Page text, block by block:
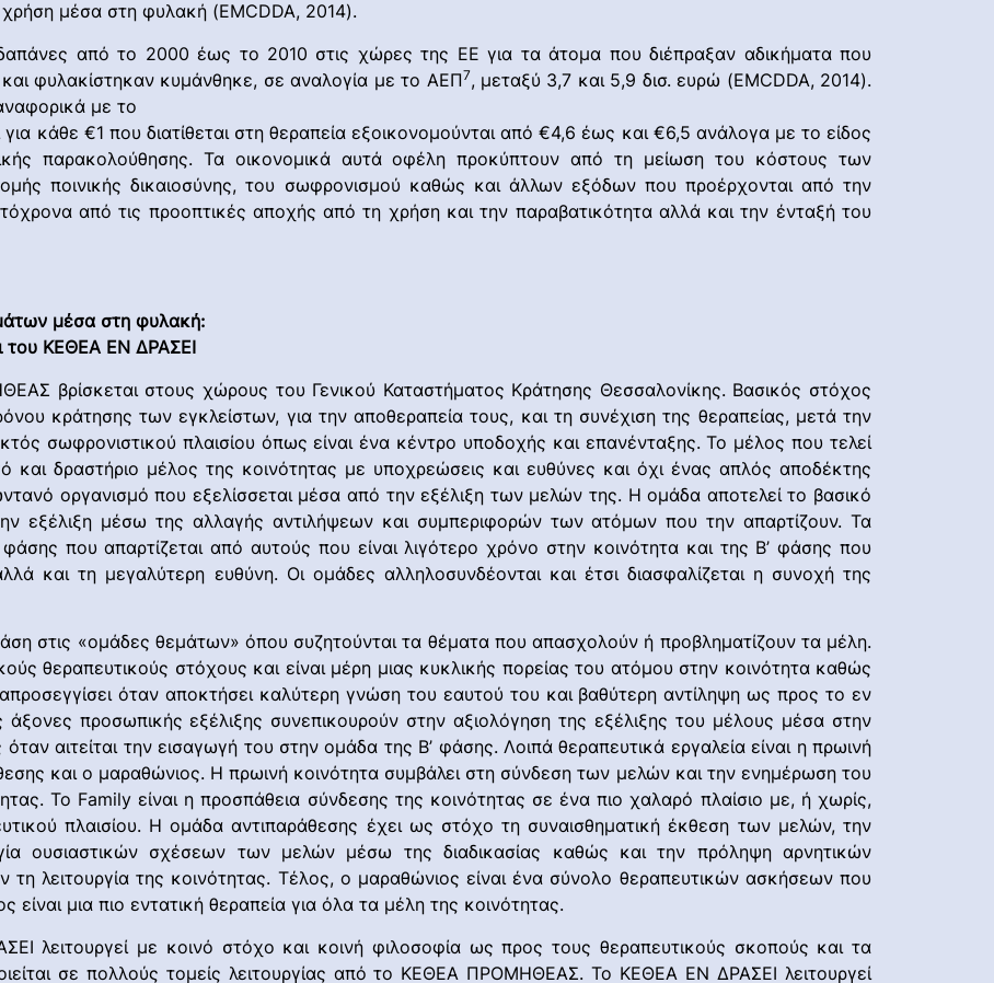
μέσα στη φυλακή (EMCDDA, 2014).
δαπάνες από το 2000 έως το 2010 στις χώρες της ΕΕ για τα άτομα που διέπραξαν αδικήματα που
φυλακίστηκαν κυμάνθηκε, σε αναλογία με το ΑΕΠ7, μεταξύ 3,7 και 5,9 δισ. ευρώ (EMCDDA, 2014).
με το
κάθε €1 που διατίθεται στη θεραπεία εξοικονομούνται από €4,6 έως και €6,5 ανάλογα με το είδος
παρακολούθησης. Τα οικονομικά αυτά οφέλη προκύπτουν από τη μείωση του κόστους των
ποινικής δικαιοσύνης, του σωφρονισμού καθώς και άλλων εξόδων που προέρχονται από την
από τις προοπτικές αποχής από τη χρήση και την παραβατικότητα αλλά και την ένταξή του
μέσα στη φυλακή:
ΚΕΘΕΑ ΕΝ ΔΡΑΣΕΙ
βρίσκεται στους χώρους του Γενικού Καταστήματος Κράτησης Θεσσαλονίκης. Βασικός στόχος
κράτησης των εγκλείστων, για την αποθεραπεία τους, και τη συνέχιση της θεραπείας, μετά την
σωφρονιστικού πλαισίου όπως είναι ένα κέντρο υποδοχής και επανένταξης. Το μέλος που τελεί
και δραστήριο μέλος της κοινότητας με υποχρεώσεις και ευθύνες και όχι ένας απλός αποδέκτης
οργανισμό που εξελίσσεται μέσα από την εξέλιξη των μελών της. Η ομάδα αποτελεί το βασικό
εξέλιξη μέσω της αλλαγής αντιλήψεων και συμπεριφορών των ατόμων που την απαρτίζουν. Τα
που απαρτίζεται από αυτούς που είναι λιγότερο χρόνο στην κοινότητα και της Β’ φάσης που
και τη μεγαλύτερη ευθύνη. Οι ομάδες αλληλοσυνδέονται και έτσι διασφαλίζεται η συνοχή της
στις «ομάδες θεμάτων» όπου συζητούνται τα θέματα που απασχολούν ή προβληματίζουν τα μέλη.
θεραπευτικούς στόχους και είναι μέρη μιας κυκλικής πορείας του ατόμου στην κοινότητα καθώς
όταν αποκτήσει καλύτερη γνώση του εαυτού του και βαθύτερη αντίληψη ως προς το εν
προσωπικής εξέλιξης συνεπικουρούν στην αξιολόγηση της εξέλιξης του μέλους μέσα στην
αιτείται την εισαγωγή του στην ομάδα της Β’ φάσης. Λοιπά θεραπευτικά εργαλεία είναι η πρωινή
και ο μαραθώνιος. Η πρωινή κοινότητα συμβάλει στη σύνδεση των μελών και την ενημέρωση του
Το Family είναι η προσπάθεια σύνδεσης της κοινότητας σε ένα πιο χαλαρό πλαίσιο με, ή χωρίς,
πλαισίου. Η ομάδα αντιπαράθεσης έχει ως στόχο τη συναισθηματική έκθεση των μελών, την
ουσιαστικών σχέσεων των μελών μέσω της διαδικασίας καθώς και την πρόληψη αρνητικών
λειτουργία της κοινότητας. Τέλος, ο μαραθώνιος είναι ένα σύνολο θεραπευτικών ασκήσεων που
μια πιο εντατική θεραπεία για όλα τα μέλη της κοινότητας.
λειτουργεί με κοινό στόχο και κοινή φιλοσοφία ως προς τους θεραπευτικούς σκοπούς και τα
σε πολλούς τομείς λειτουργίας από το ΚΕΘΕΑ ΠΡΟΜΗΘΕΑΣ. Το ΚΕΘΕΑ ΕΝ ΔΡΑΣΕΙ λειτουργεί